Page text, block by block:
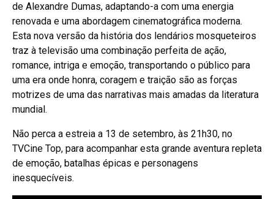
de Alexandre Dumas, adaptando-a com uma energia
renovada e uma abordagem cinematográfica moderna.
Esta nova versão da história dos lendários mosqueteiros
traz à televisão uma combinação perfeita de ação,
romance, intriga e emoção, transportando o público para
uma era onde honra, coragem e traição são as forças
motrizes de uma das narrativas mais amadas da literatura
mundial.
Não perca a estreia a 13 de setembro, às 21h30, no
TVCine Top, para acompanhar esta grande aventura repleta
de emoção, batalhas épicas e personagens
inesquecíveis.